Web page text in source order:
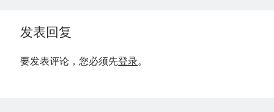
发表回复
要发表评论，您必须先登录。